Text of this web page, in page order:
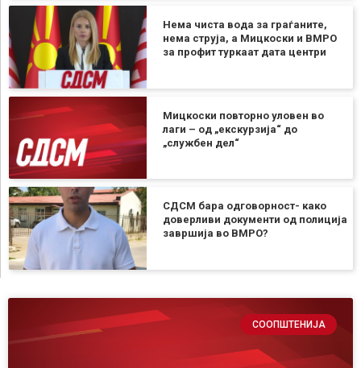
Нема чиста вода за граѓаните,
нема струја, а Мицкоски и ВМРО
за профит туркаат дата центри
Мицкоски повторно уловен во
лаги – од „екскурзија“ до
„службен дел“
СДСМ бара одговорност- како
доверливи документи од полиција
завршија во ВМРО?
СООПШТЕНИЈА